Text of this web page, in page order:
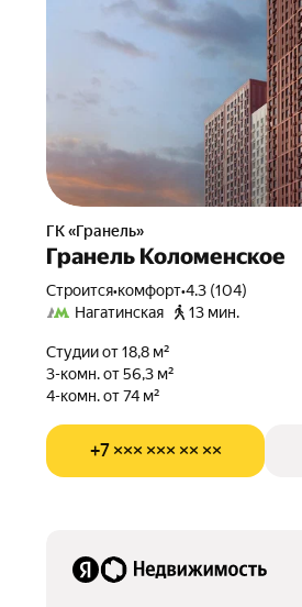
ГК «Гранель»
Гранель Коломенское
Строится•комфорт•4.3 (104)
Нагатинская
13 мин.
Студии от 18,8 м²
3-комн. от 56,3 м²
4-комн. от 74 м²
+7 ××× ××× ×× ××